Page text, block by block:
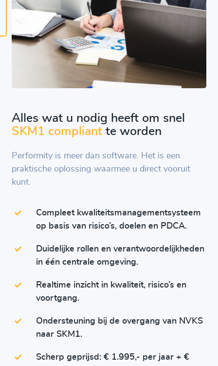
Alles wat u nodig heeft om snel
SKM1 compliant te worden
Performity is meer dan software. Het is een
praktische oplossing waarmee u direct vooruit
kunt.
Compleet kwaliteitsmanagementsysteem
op basis van risico’s, doelen en PDCA.
Duidelijke rollen en verantwoordelijkheden
in één centrale omgeving.
Realtime inzicht in kwaliteit, risico’s en
voortgang.
Ondersteuning bij de overgang van NVKS
naar SKM1.
Scherp geprijsd: € 1.995,- per jaar + €